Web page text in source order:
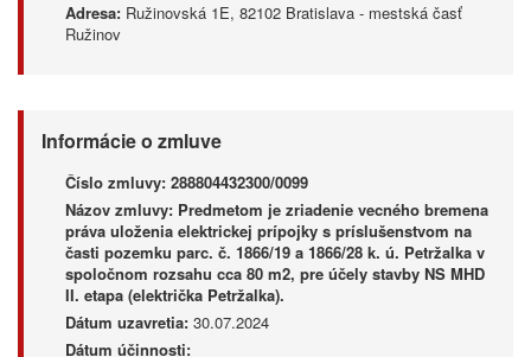
Adresa: Ružinovská 1E, 82102 Bratislava - mestská časť
Ružinov
Informácie o zmluve
Číslo zmluvy: 288804432300/0099
Názov zmluvy: Predmetom je zriadenie vecného bremena
práva uloženia elektrickej prípojky s príslušenstvom na
časti pozemku parc. č. 1866/19 a 1866/28 k. ú. Petržalka v
spoločnom rozsahu cca 80 m2, pre účely stavby NS MHD
II. etapa (električka Petržalka).
Dátum uzavretia: 30.07.2024
Dátum účinnosti: